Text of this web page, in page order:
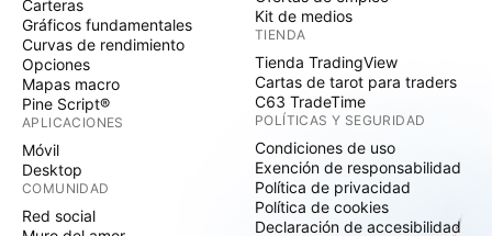
Carteras
Gráficos fundamentales
Curvas de rendimiento
Opciones
Mapas macro
Pine Script®
APLICACIONES
Móvil
Desktop
COMUNIDAD
Red social
Kit de medios
TIENDA
Tienda TradingView
Cartas de tarot para traders
C63 TradeTime
POLÍTICAS Y SEGURIDAD
Condiciones de uso
Exención de responsabilidad
Política de privacidad
Política de cookies
Declaración de accesibilidad